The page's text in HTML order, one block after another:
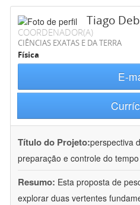
Tiago
COORDENADOR(A)
CIÊNCIAS EXATAS E DA TERRA
Física
E-
Título do Projeto:perspectiva
preparação e controle do
Resumo: Esta proposta de
explorar duas vertentes